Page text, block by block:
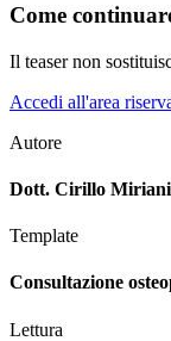
Come
Il teaser non
Accedi all'area
Autore
Dott. Cirillo Miriani
Template
Consultazione
Lettura